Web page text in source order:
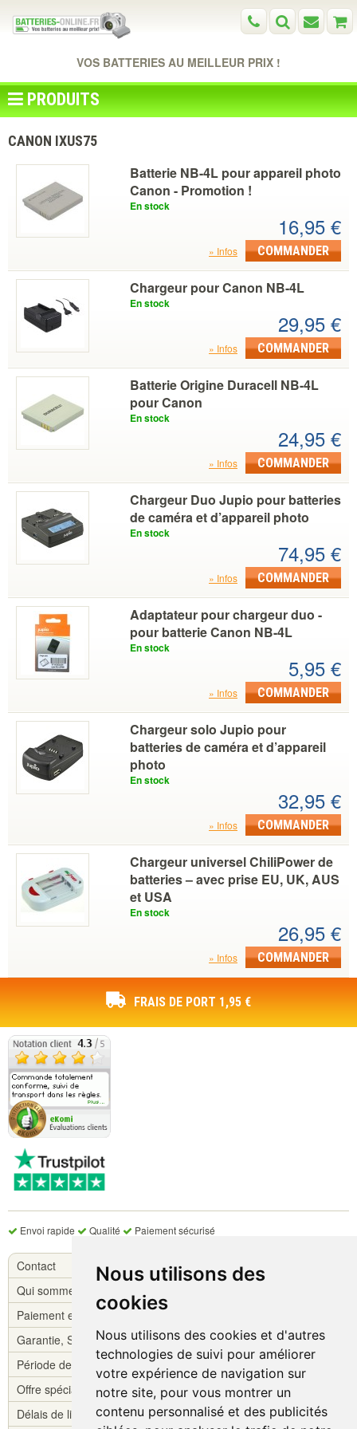
Nous utilisons des
cookies
Nous utilisons des cookies et d'autres
technologies de suivi pour améliorer
votre expérience de navigation sur
notre site, pour vous montrer un
contenu personnalisé et des publicités
VOS BATTERIES AU MEILLEUR PRIX !
PRODUITS
CANON IXUS75
Batterie NB-4L pour appareil photo
Canon - Promotion !
En stock
16,95 €
COMMANDER
Infos
Chargeur pour Canon NB-4L
En stock
29,95 €
COMMANDER
Infos
Batterie Origine Duracell NB-4L
pour Canon
En stock
24,95 €
COMMANDER
Infos
Chargeur Duo Jupio pour batteries
de caméra et d’appareil photo
En stock
74,95 €
COMMANDER
Infos
Adaptateur pour chargeur duo -
pour batterie Canon NB-4L
En stock
5,95 €
COMMANDER
Infos
Chargeur solo Jupio pour
batteries de caméra et d’appareil
photo
En stock
32,95 €
COMMANDER
Infos
Chargeur universel ChiliPower de
batteries – avec prise EU, UK, AUS
et USA
En stock
26,95 €
COMMANDER
Infos
FRAIS DE PORT 1,95 €
Envoi rapide Qualité Paiement sécurisé
Contact
Qui sommes-nous ?
Paiement et livraison
Garantie, S.A.V.
Période de réflexion
Offre spéciale !
Délais de livraison